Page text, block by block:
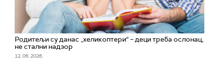
Родитељи су данас „хеликоптери“ – деци треба ослонац,
не стални надзор
12. 06. 2026.